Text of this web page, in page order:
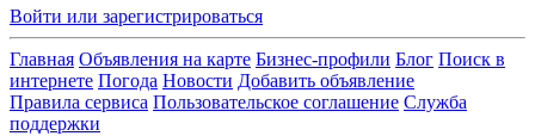
Войти или зарегистрироваться
Главная Объявления на карте Бизнес-профили Блог Поиск в
интернете Погода Новости Добавить объявление
Правила сервиса Пользовательское соглашение Служба
поддержки